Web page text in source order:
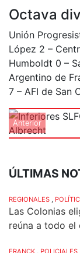
Octava
Unión
López 2 –
Humboldt 0 –
Argentino de
7 – AFI de San
Anterior
ÚLTIMAS
REGIONALES ,
Las Colonias
reúna a todo el
FRANCK , POLICIALES